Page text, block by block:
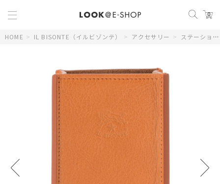
0
HOME > IL BISONTE（イルビゾンテ） > アクセサリー > ステーショナリー